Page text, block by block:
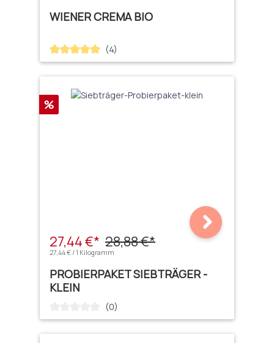
WIENER CREMA BIO
Durchschnittliche Bewertung von 5 von 5 Sternen
(4)
Rabatt
%
27,44 €* 28,88 €*
27,44 € / 1 Kilogramm
PROBIERPAKET SIEBTRÄGER -
KLEIN
Durchschnittliche Bewertung von 0 von 5 Sternen
(0)